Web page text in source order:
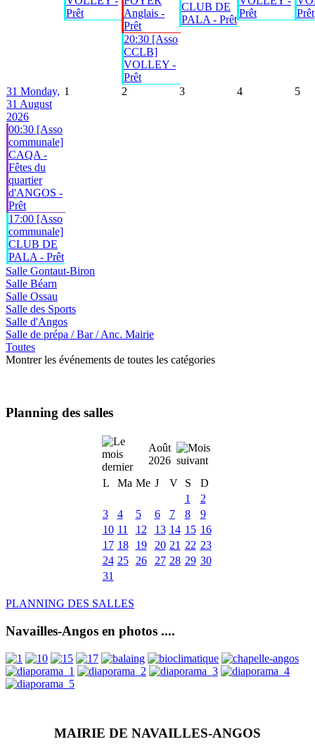
Prêt
Anglais -
Prêt
20:30 [Asso
CCLB]
VOLLEY -
Prêt
CLUB DE
PALA - Prêt
Prêt
Prêt
31 Monday,
31 August
2026
00:30 [Asso
communale]
CAQA -
Fêtes du
quartier
d'ANGOS -
Prêt
17:00 [Asso
communale]
CLUB DE
PALA - Prêt
1 2 3 4 5
Salle Gontaut-Biron
Salle Béarn
Salle Ossau
Salle des Sports
Salle d'Angos
Salle de prépa / Bar / Anc. Mairie
Toutes
Montrer les événements de toutes les catégories
Planning des salles
Août
2026
L
Ma Me J V S
D
1
2
3
4 5 6 7 8
9
10 11 12 13 14 15 16
17 18 19 20 21 22 23
24 25 26 27 28 29 30
31
PLANNING DES SALLES
Navailles-Angos en photos ....
MAIRIE DE NAVAILLES-ANGOS